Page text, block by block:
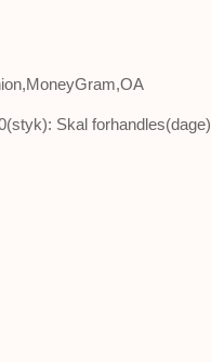
Skal forhandles(dage)